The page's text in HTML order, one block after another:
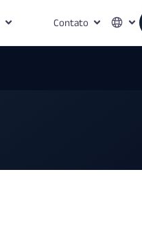
Contato